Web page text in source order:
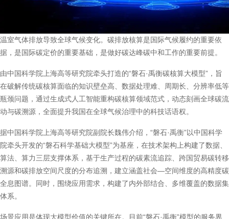
温室气体排放导致全球气候变化。碳排放核算是国际气候履约的重要依
据，是国际碳定价的重要基础，是做好碳达峰碳中和工作的重要前提。
由中国科学院上海高等研究院牵头打造的“磐石·禹衡碳核算大模型”，旨
在破解传统碳核算面临的知识壁垒高、数据处理难、周期长、分辨率低等
瓶颈问题，通过生成式人工智能重构碳核算领域范式，动态刻画全球碳流
动与碳溯源，全面提升我国在全球气候治理中的科技话语权。
据中国科学院上海高等研究院副院长魏伟介绍，“磐石·禹衡”以中国科学
院牵头开发的“磐石科学基础大模型”为基座，在技术架构上构建了数据、
算法、算力三层支撑体系，基于生产过程的碳素流追踪、跨国贸易碳转移
溯源和碳排放空间尺度的分布追溯，建立涵盖社会—空间维度的高精度碳
全息图谱。同时，围绕应用需求，构建了内外部结合、多维覆盖的数据集
体系。
场景应用是体现大模型价值的关键所在。目前“磐石·禹衡”模型的服务界